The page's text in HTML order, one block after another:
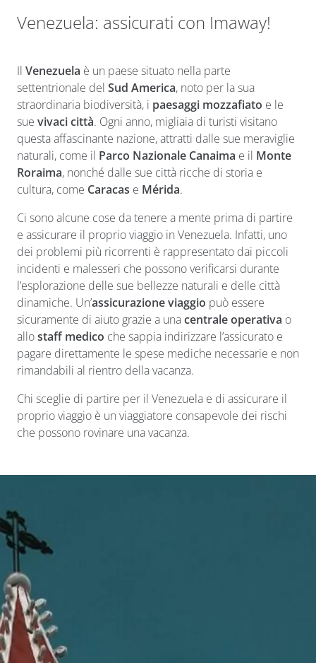
Venezuela: assicurati con Imaway!
Il Venezuela è un paese situato nella parte
settentrionale del Sud America, noto per la sua
straordinaria biodiversità, i paesaggi mozzafiato e le
sue vivaci città. Ogni anno, migliaia di turisti visitano
questa affascinante nazione, attratti dalle sue meraviglie
naturali, come il Parco Nazionale Canaima e il Monte
Roraima, nonché dalle sue città ricche di storia e
cultura, come Caracas e Mérida.
Ci sono alcune cose da tenere a mente prima di partire
e assicurare il proprio viaggio in Venezuela. Infatti, uno
dei problemi più ricorrenti è rappresentato dai piccoli
incidenti e malesseri che possono verificarsi durante
l’esplorazione delle sue bellezze naturali e delle città
dinamiche. Un’assicurazione viaggio può essere
sicuramente di aiuto grazie a unacentrale operativa o
allostaff medico che sappia indirizzare l’assicurato e
pagare direttamente le spese mediche necessarie e non
rimandabili al rientro della vacanza.
Chi sceglie di partire per il Venezuela e di assicurare il
proprio viaggio è un viaggiatore consapevole dei rischi
che possono rovinare una vacanza.